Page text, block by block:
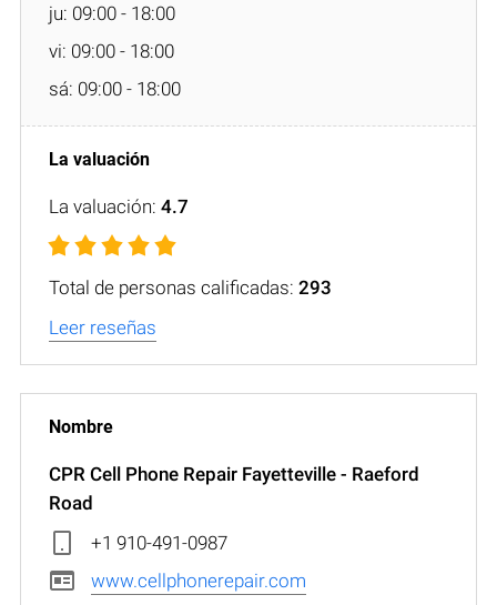
ju: 09:00 - 18:00
vi: 09:00 - 18:00
sá: 09:00 - 18:00
La valuación: 4.7
Total de personas calificadas: 293
Leer reseñas
CPR Cell Phone Repair Fayetteville - Raeford
Road
+1 910-491-0987
www.cellphonerepair.com